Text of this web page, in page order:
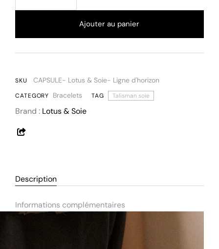
Ajouter au panier
SKU CAPSULE- Lotus & Soie- Ligne d'horizon
CATEGORY Bracelets TAG Talisman soie
Brand : Lotus & Soie
Description
Informations complémentaires